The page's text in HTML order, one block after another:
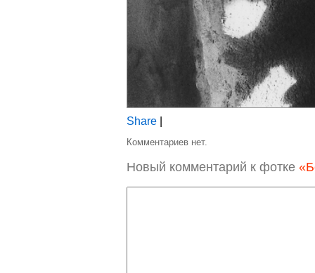
Share
Комментариев нет.
Новый комментарий к фотке